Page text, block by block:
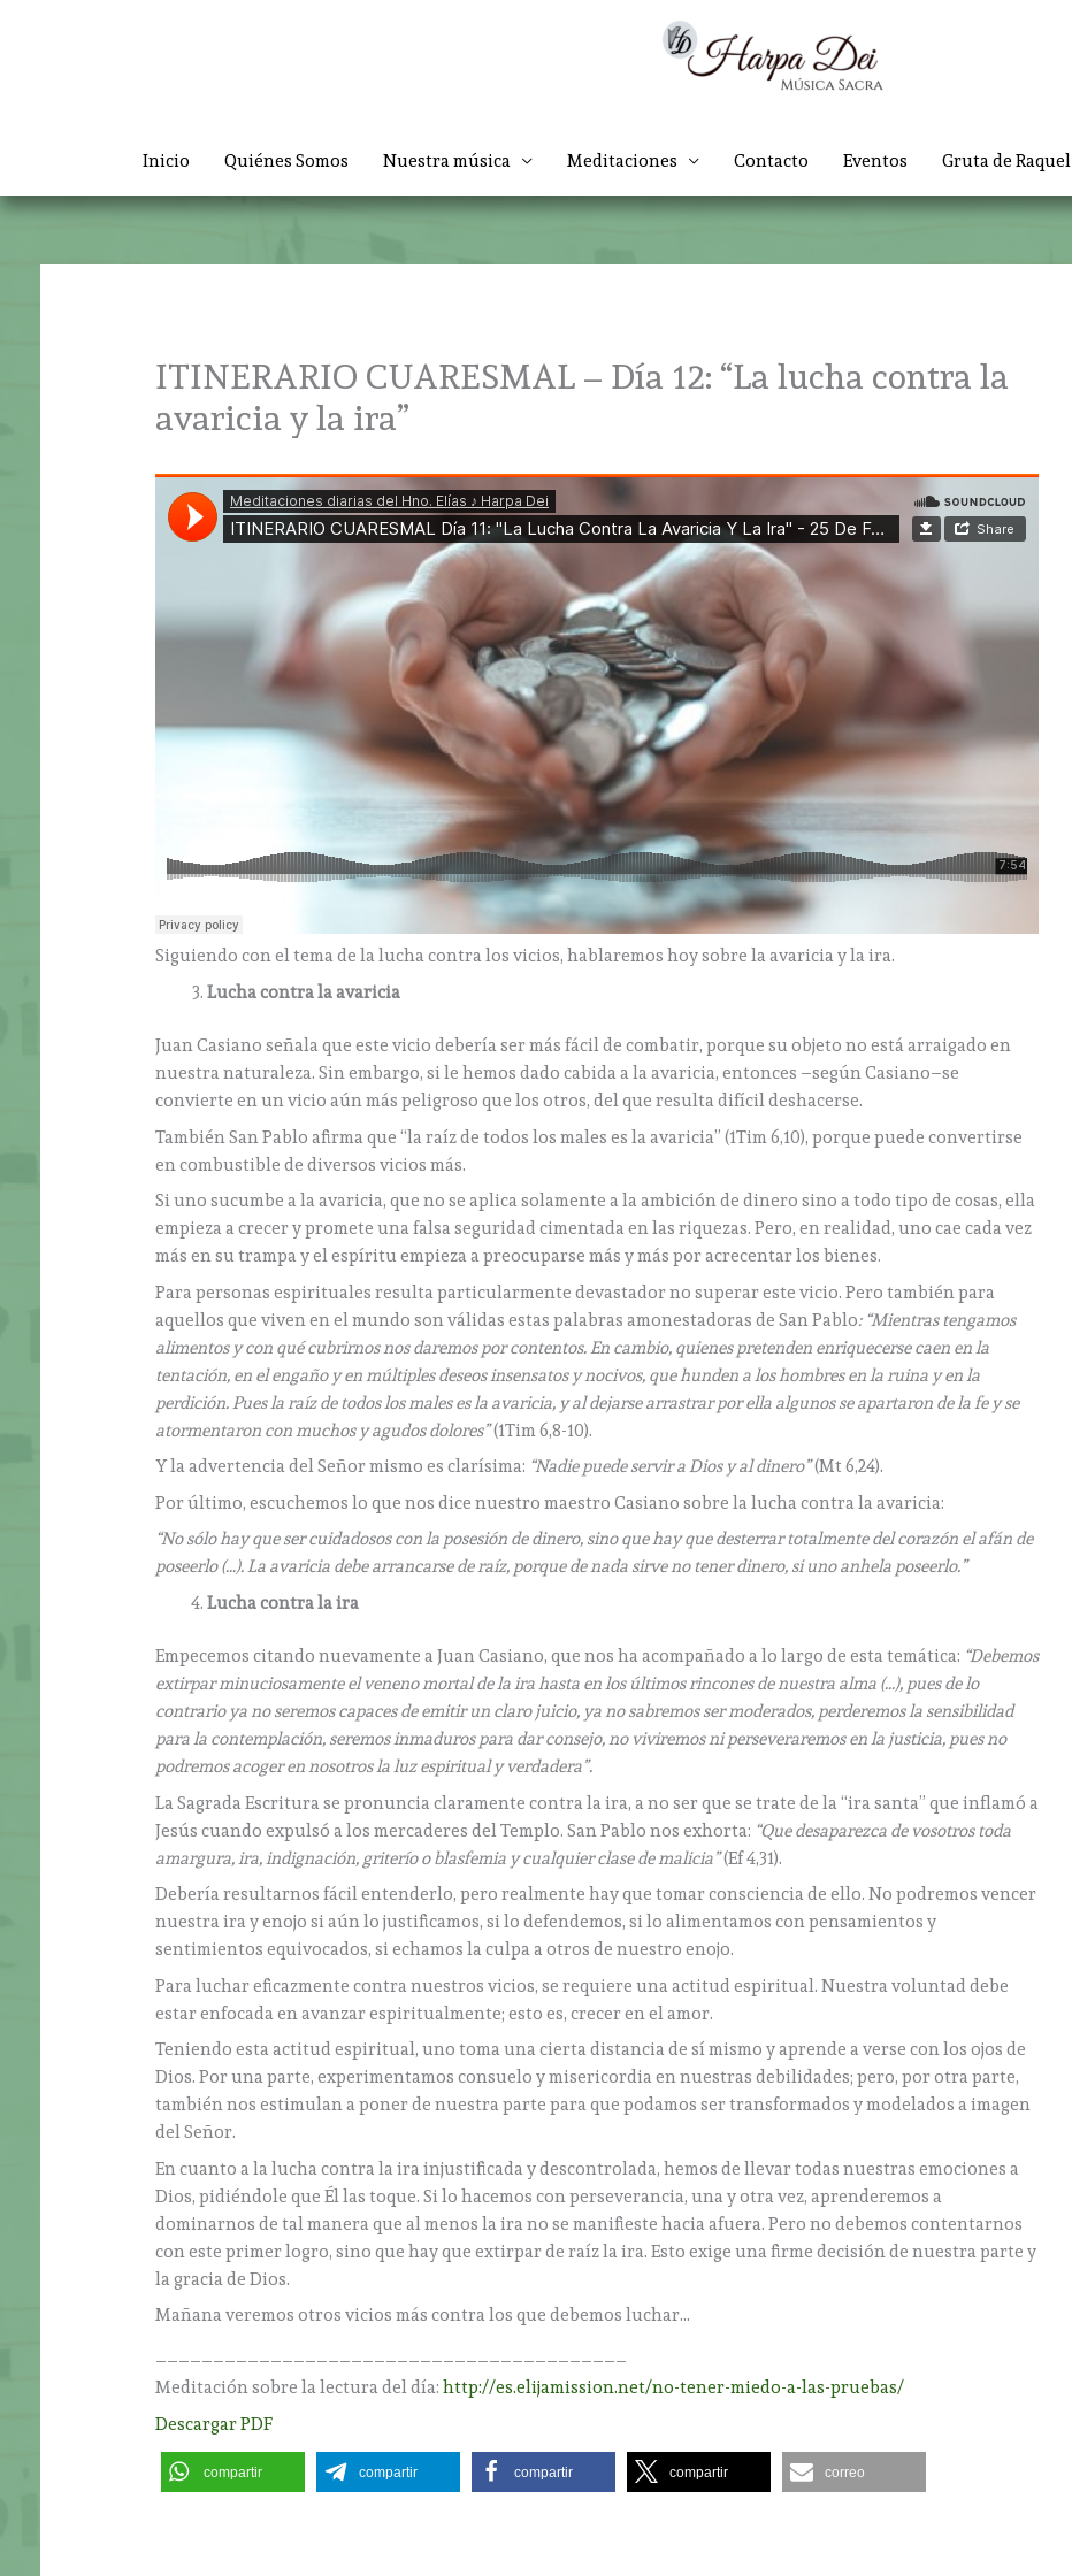
Inicio Quiénes Somos Nuestra música Meditaciones Contacto Eventos Gruta de Raquel
ITINERARIO CUARESMAL – Día 12: “La lucha contra la
avaricia y la ira”
Siguiendo con el tema de la lucha contra los vicios, hablaremos hoy sobre la avaricia y la ira.
Lucha contra la avaricia
Juan Casiano señala que este vicio debería ser más fácil de combatir, porque su objeto no está arraigado en
nuestra naturaleza. Sin embargo, si le hemos dado cabida a la avaricia, entonces –según Casiano–se
convierte en un vicio aún más peligroso que los otros, del que resulta difícil deshacerse.
También San Pablo afirma que “la raíz de todos los males es la avaricia” (1Tim 6,10), porque puede convertirse
en combustible de diversos vicios más.
Si uno sucumbe a la avaricia, que no se aplica solamente a la ambición de dinero sino a todo tipo de cosas, ella
empieza a crecer y promete una falsa seguridad cimentada en las riquezas. Pero, en realidad, uno cae cada vez
más en su trampa y el espíritu empieza a preocuparse más y más por acrecentar los bienes.
Para personas espirituales resulta particularmente devastador no superar este vicio. Pero también para
aquellos que viven en el mundo son válidas estas palabras amonestadoras de San Pablo: “Mientras tengamos
alimentos y con qué cubrirnos nos daremos por contentos. En cambio, quienes pretenden enriquecerse caen en la
tentación, en el engaño y en múltiples deseos insensatos y nocivos, que hunden a los hombres en la ruina y en la
perdición. Pues la raíz de todos los males es la avaricia, y al dejarse arrastrar por ella algunos se apartaron de la fe y se
atormentaron con muchos y agudos dolores”(1Tim 6,8-10).
Y la advertencia del Señor mismo es clarísima: “Nadie puede servir a Dios y al dinero”(Mt 6,24).
Por último, escuchemos lo que nos dice nuestro maestro Casiano sobre la lucha contra la avaricia:
“No sólo hay que ser cuidadosos con la posesión de dinero, sino que hay que desterrar totalmente del corazón el afán de
poseerlo (…). La avaricia debe arrancarse de raíz, porque de nada sirve no tener dinero, si uno anhela poseerlo.”
Lucha contra la ira
Empecemos citando nuevamente a Juan Casiano, que nos ha acompañado a lo largo de esta temática: “Debemos
extirpar minuciosamente el veneno mortal de la ira hasta en los últimos rincones de nuestra alma (…), pues de lo
contrario ya no seremos capaces de emitir un claro juicio, ya no sabremos ser moderados, perderemos la sensibilidad
para la contemplación, seremos inmaduros para dar consejo, no viviremos ni perseveraremos en la justicia, pues no
podremos acoger en nosotros la luz espiritual y verdadera”.
La Sagrada Escritura se pronuncia claramente contra la ira, a no ser que se trate de la “ira santa” que inflamó a
Jesús cuando expulsó a los mercaderes del Templo. San Pablo nos exhorta: “Que desaparezca de vosotros toda
amargura, ira, indignación, griterío o blasfemia y cualquier clase de malicia”(Ef 4,31).
Debería resultarnos fácil entenderlo, pero realmente hay que tomar consciencia de ello. No podremos vencer
nuestra ira y enojo si aún lo justificamos, si lo defendemos, si lo alimentamos con pensamientos y
sentimientos equivocados, si echamos la culpa a otros de nuestro enojo.
Para luchar eficazmente contra nuestros vicios, se requiere una actitud espiritual. Nuestra voluntad debe
estar enfocada en avanzar espiritualmente; esto es, crecer en el amor.
Teniendo esta actitud espiritual, uno toma una cierta distancia de sí mismo y aprende a verse con los ojos de
Dios. Por una parte, experimentamos consuelo y misericordia en nuestras debilidades; pero, por otra parte,
también nos estimulan a poner de nuestra parte para que podamos ser transformados y modelados a imagen
del Señor.
En cuanto a la lucha contra la ira injustificada y descontrolada, hemos de llevar todas nuestras emociones a
Dios, pidiéndole que Él las toque. Si lo hacemos con perseverancia, una y otra vez, aprenderemos a
dominarnos de tal manera que al menos la ira no se manifieste hacia afuera. Pero no debemos contentarnos
con este primer logro, sino que hay que extirpar de raíz la ira. Esto exige una firme decisión de nuestra parte y
la gracia de Dios.
Mañana veremos otros vicios más contra los que debemos luchar…
Meditación sobre la lectura del día:http://es.elijamission.net/no-tener-miedo-a-las-pruebas/
Descargar PDF
compartir compartir compartir compartir correo